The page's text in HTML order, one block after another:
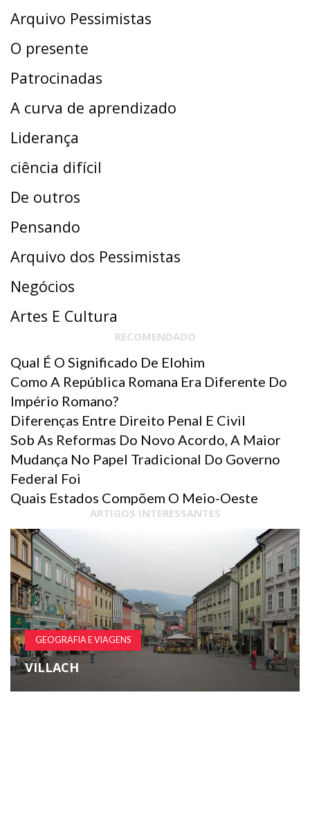
Arquivo Pessimistas
O presente
Patrocinadas
A curva de aprendizado
Liderança
ciência difícil
De outros
Pensando
Arquivo dos Pessimistas
Negócios
Artes E Cultura
RECOMENDADO
Qual É O Significado De Elohim
Como A República Romana Era Diferente Do
Império Romano?
Diferenças Entre Direito Penal E Civil
Sob As Reformas Do Novo Acordo, A Maior
Mudança No Papel Tradicional Do Governo
Federal Foi
Quais Estados Compõem O Meio-Oeste
ARTIGOS INTERESSANTES
GEOGRAFIA E VIAGENS
VILLACH